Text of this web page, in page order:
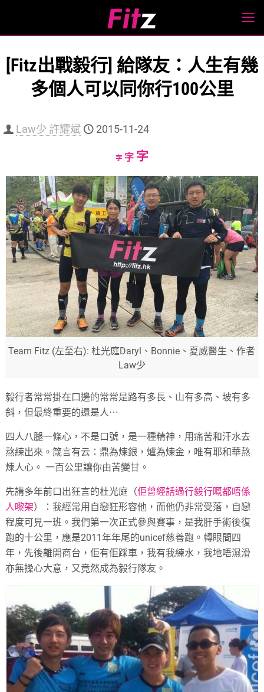
[Fitz出戰毅行] 給隊友：人生有幾
多個人可以同你行100公里
Law少 許耀斌 2015-11-24
字Decrease
size.
字Reset
size.
字Increase
size.
Team Fitz (左至右): 杜光庭Daryl、Bonnie、夏威醫生、作者
Law少
毅行者常常掛在口邊的常常是路有多長、山有多高、坡有多
斜，但最終重要的還是人⋯
四人八腿一條心，不是口號，是一種精神，用痛苦和汗水去
熬練出來。箴言有云：鼎為煉銀，爐為煉金，唯有耶和華熬
煉人心。 一百公里讓你由苦變甘。
先講多年前口出狂言的杜光庭（佢曾經話過行毅行嘅都唔係
人嚟架）：我經常用自戀狂形容他，而他仍非常受落，自戀
程度可見一班。我們第一次正式參與賽事，是我肝手術後復
跑的十公里，應是2011年年尾的unicef慈善跑。轉眼間四
年，先後離開商台，佢有佢踩車，我有我練水，我地唔濕滑
亦無操心大意，又竟然成為毅行隊友。